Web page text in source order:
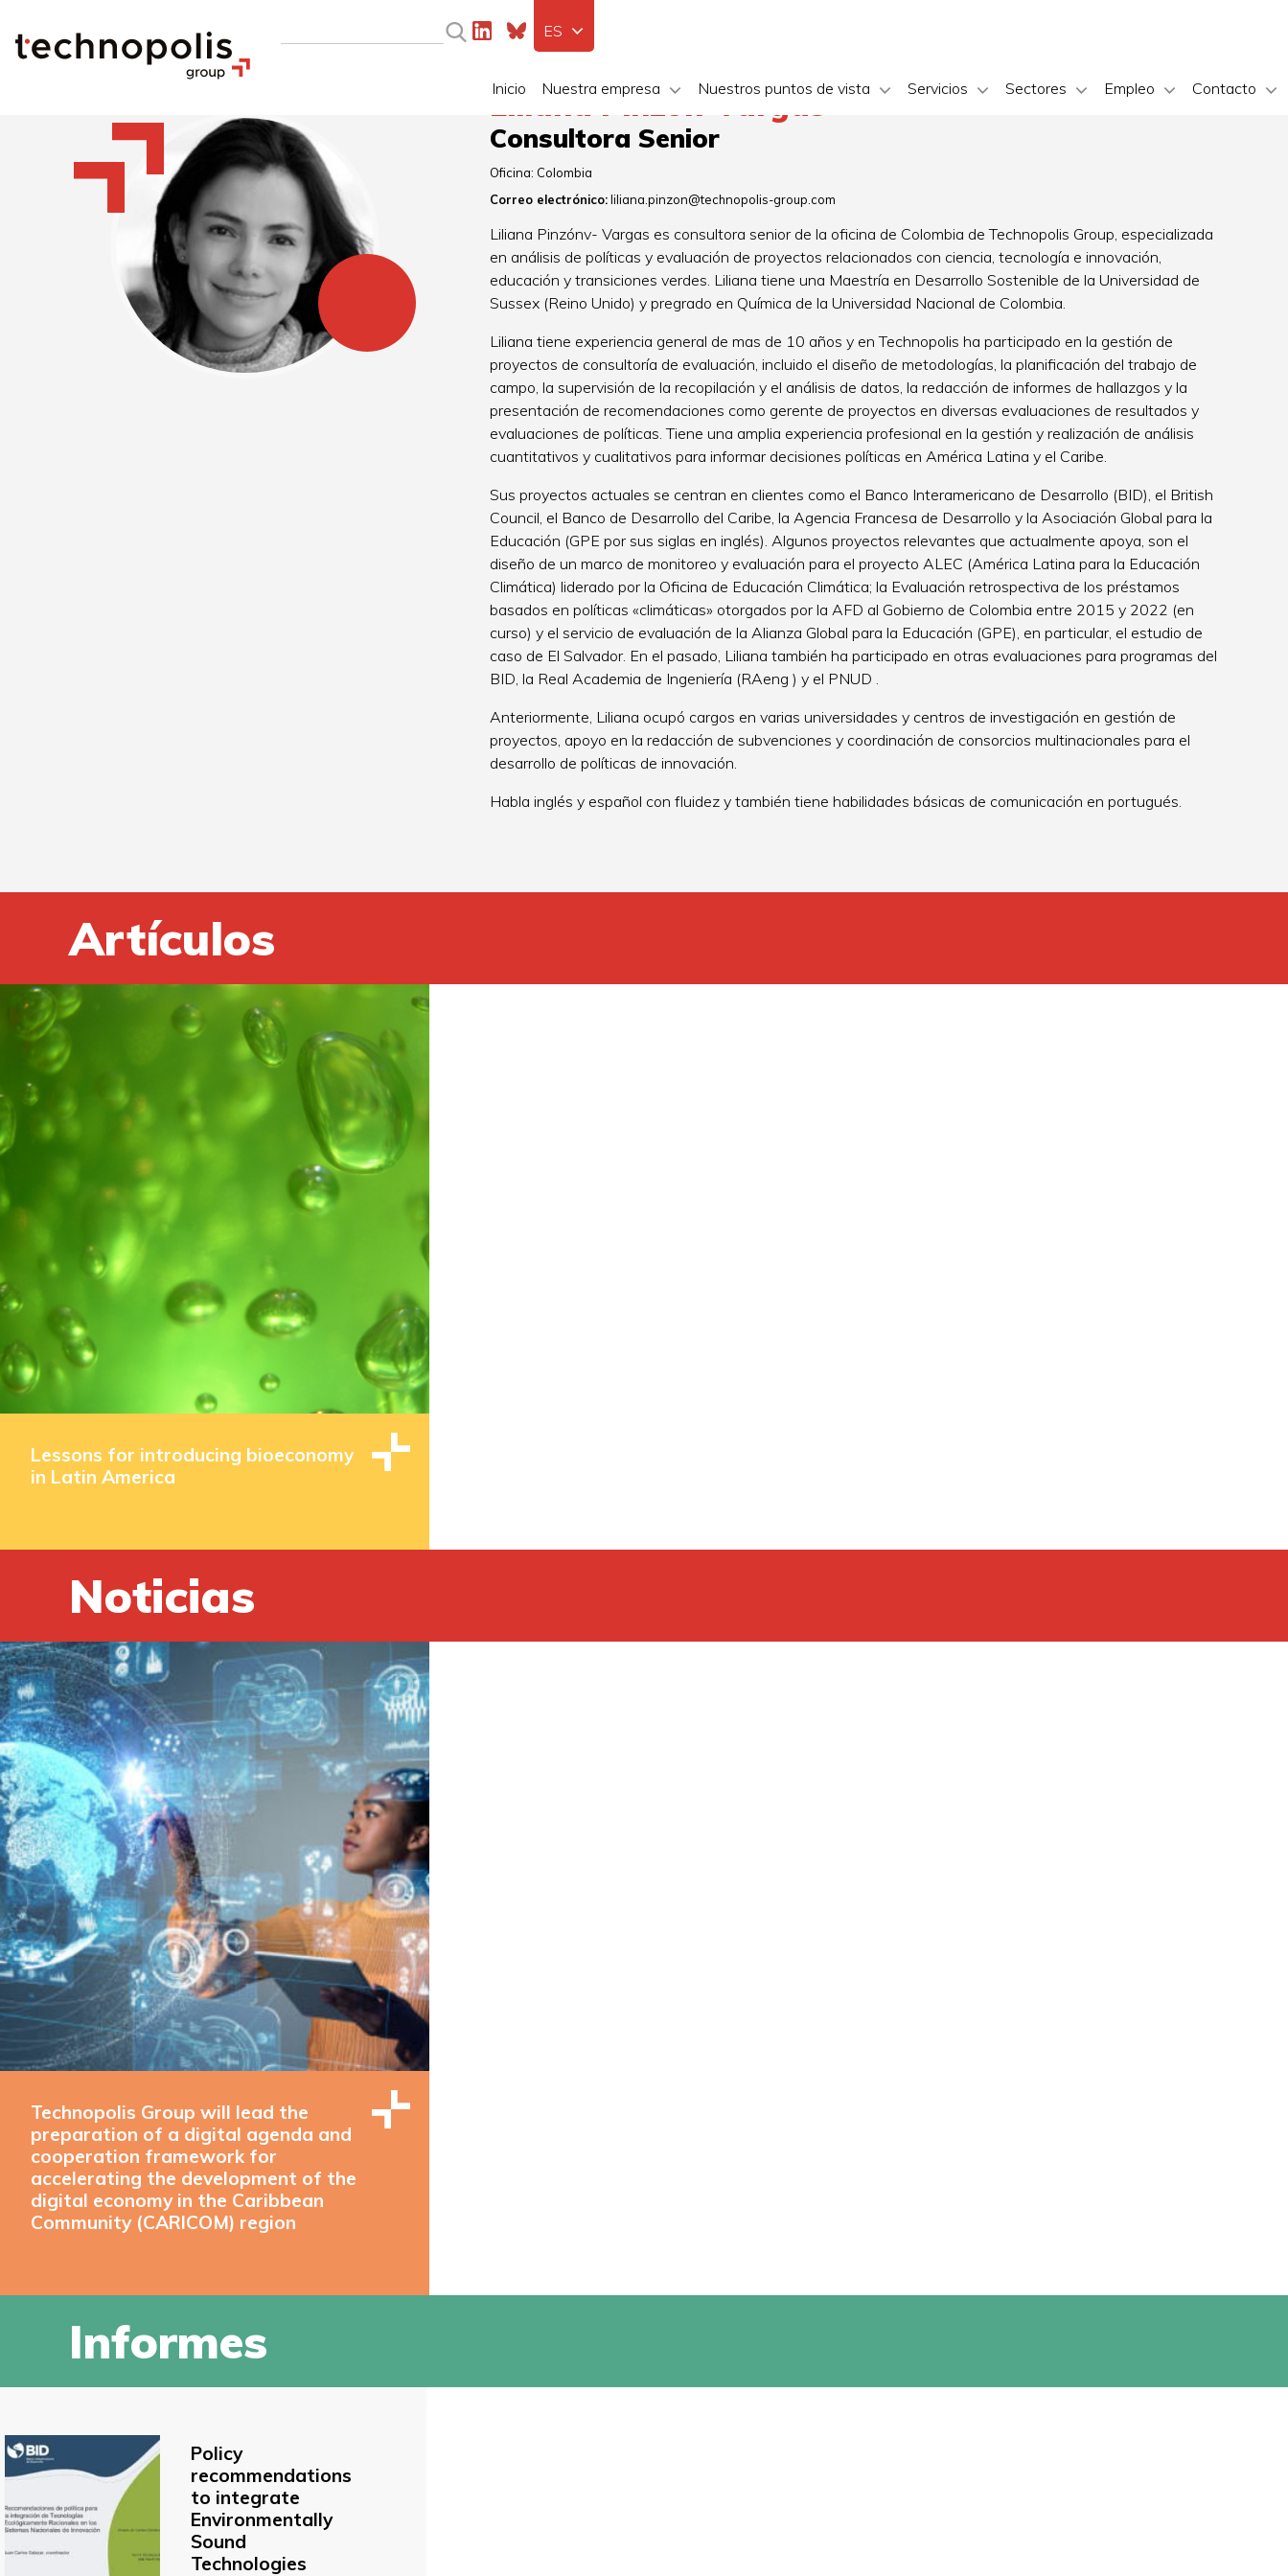
Inicio Nuestra empresa Nuestros puntos de vista Servicios Sectores Empleo Contacto
ES
Liliana Pinzón-Vargas
Consultora Senior
Oficina: Colombia
Correo electrónico: liliana.pinzon@technopolis-group.com
Liliana Pinzónv- Vargas es consultora senior de la oficina de Colombia de Technopolis Group, especializada
en análisis de políticas y evaluación de proyectos relacionados con ciencia, tecnología e innovación,
educación y transiciones verdes. Liliana tiene una Maestría en Desarrollo Sostenible de la Universidad de
Sussex (Reino Unido) y pregrado en Química de la Universidad Nacional de Colombia.
Liliana tiene experiencia general de mas de 10 años y en Technopolis ha participado en la gestión de
proyectos de consultoría de evaluación, incluido el diseño de metodologías, la planificación del trabajo de
campo, la supervisión de la recopilación y el análisis de datos, la redacción de informes de hallazgos y la
presentación de recomendaciones como gerente de proyectos en diversas evaluaciones de resultados y
evaluaciones de políticas. Tiene una amplia experiencia profesional en la gestión y realización de análisis
cuantitativos y cualitativos para informar decisiones políticas en América Latina y el Caribe.
Sus proyectos actuales se centran en clientes como el Banco Interamericano de Desarrollo (BID), el British
Council, el Banco de Desarrollo del Caribe, la Agencia Francesa de Desarrollo y la Asociación Global para la
Educación (GPE por sus siglas en inglés). Algunos proyectos relevantes que actualmente apoya, son el
diseño de un marco de monitoreo y evaluación para el proyecto ALEC (América Latina para la Educación
Climática) liderado por la Oficina de Educación Climática; la Evaluación retrospectiva de los préstamos
basados en políticas «climáticas» otorgados por la AFD al Gobierno de Colombia entre 2015 y 2022 (en
curso) y el servicio de evaluación de la Alianza Global para la Educación (GPE), en particular, el estudio de
caso de El Salvador. En el pasado, Liliana también ha participado en otras evaluaciones para programas del
BID, la Real Academia de Ingeniería (RAeng ) y el PNUD .
Anteriormente, Liliana ocupó cargos en varias universidades y centros de investigación en gestión de
proyectos, apoyo en la redacción de subvenciones y coordinación de consorcios multinacionales para el
desarrollo de políticas de innovación.
Habla inglés y español con fluidez y también tiene habilidades básicas de comunicación en portugués.
Artículos
Lessons for introducing bioeconomy
in Latin America
Noticias
Technopolis Group will lead the
preparation of a digital agenda and
cooperation framework for
accelerating the development of the
digital economy in the Caribbean
Community (CARICOM) region
Informes
Policy
recommendations
to integrate
Environmentally
Sound
Technologies